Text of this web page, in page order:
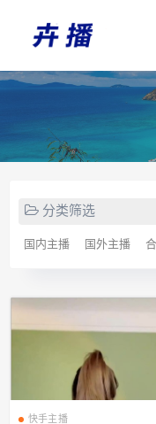
分类筛选
国内主播 国外主播
快手主播